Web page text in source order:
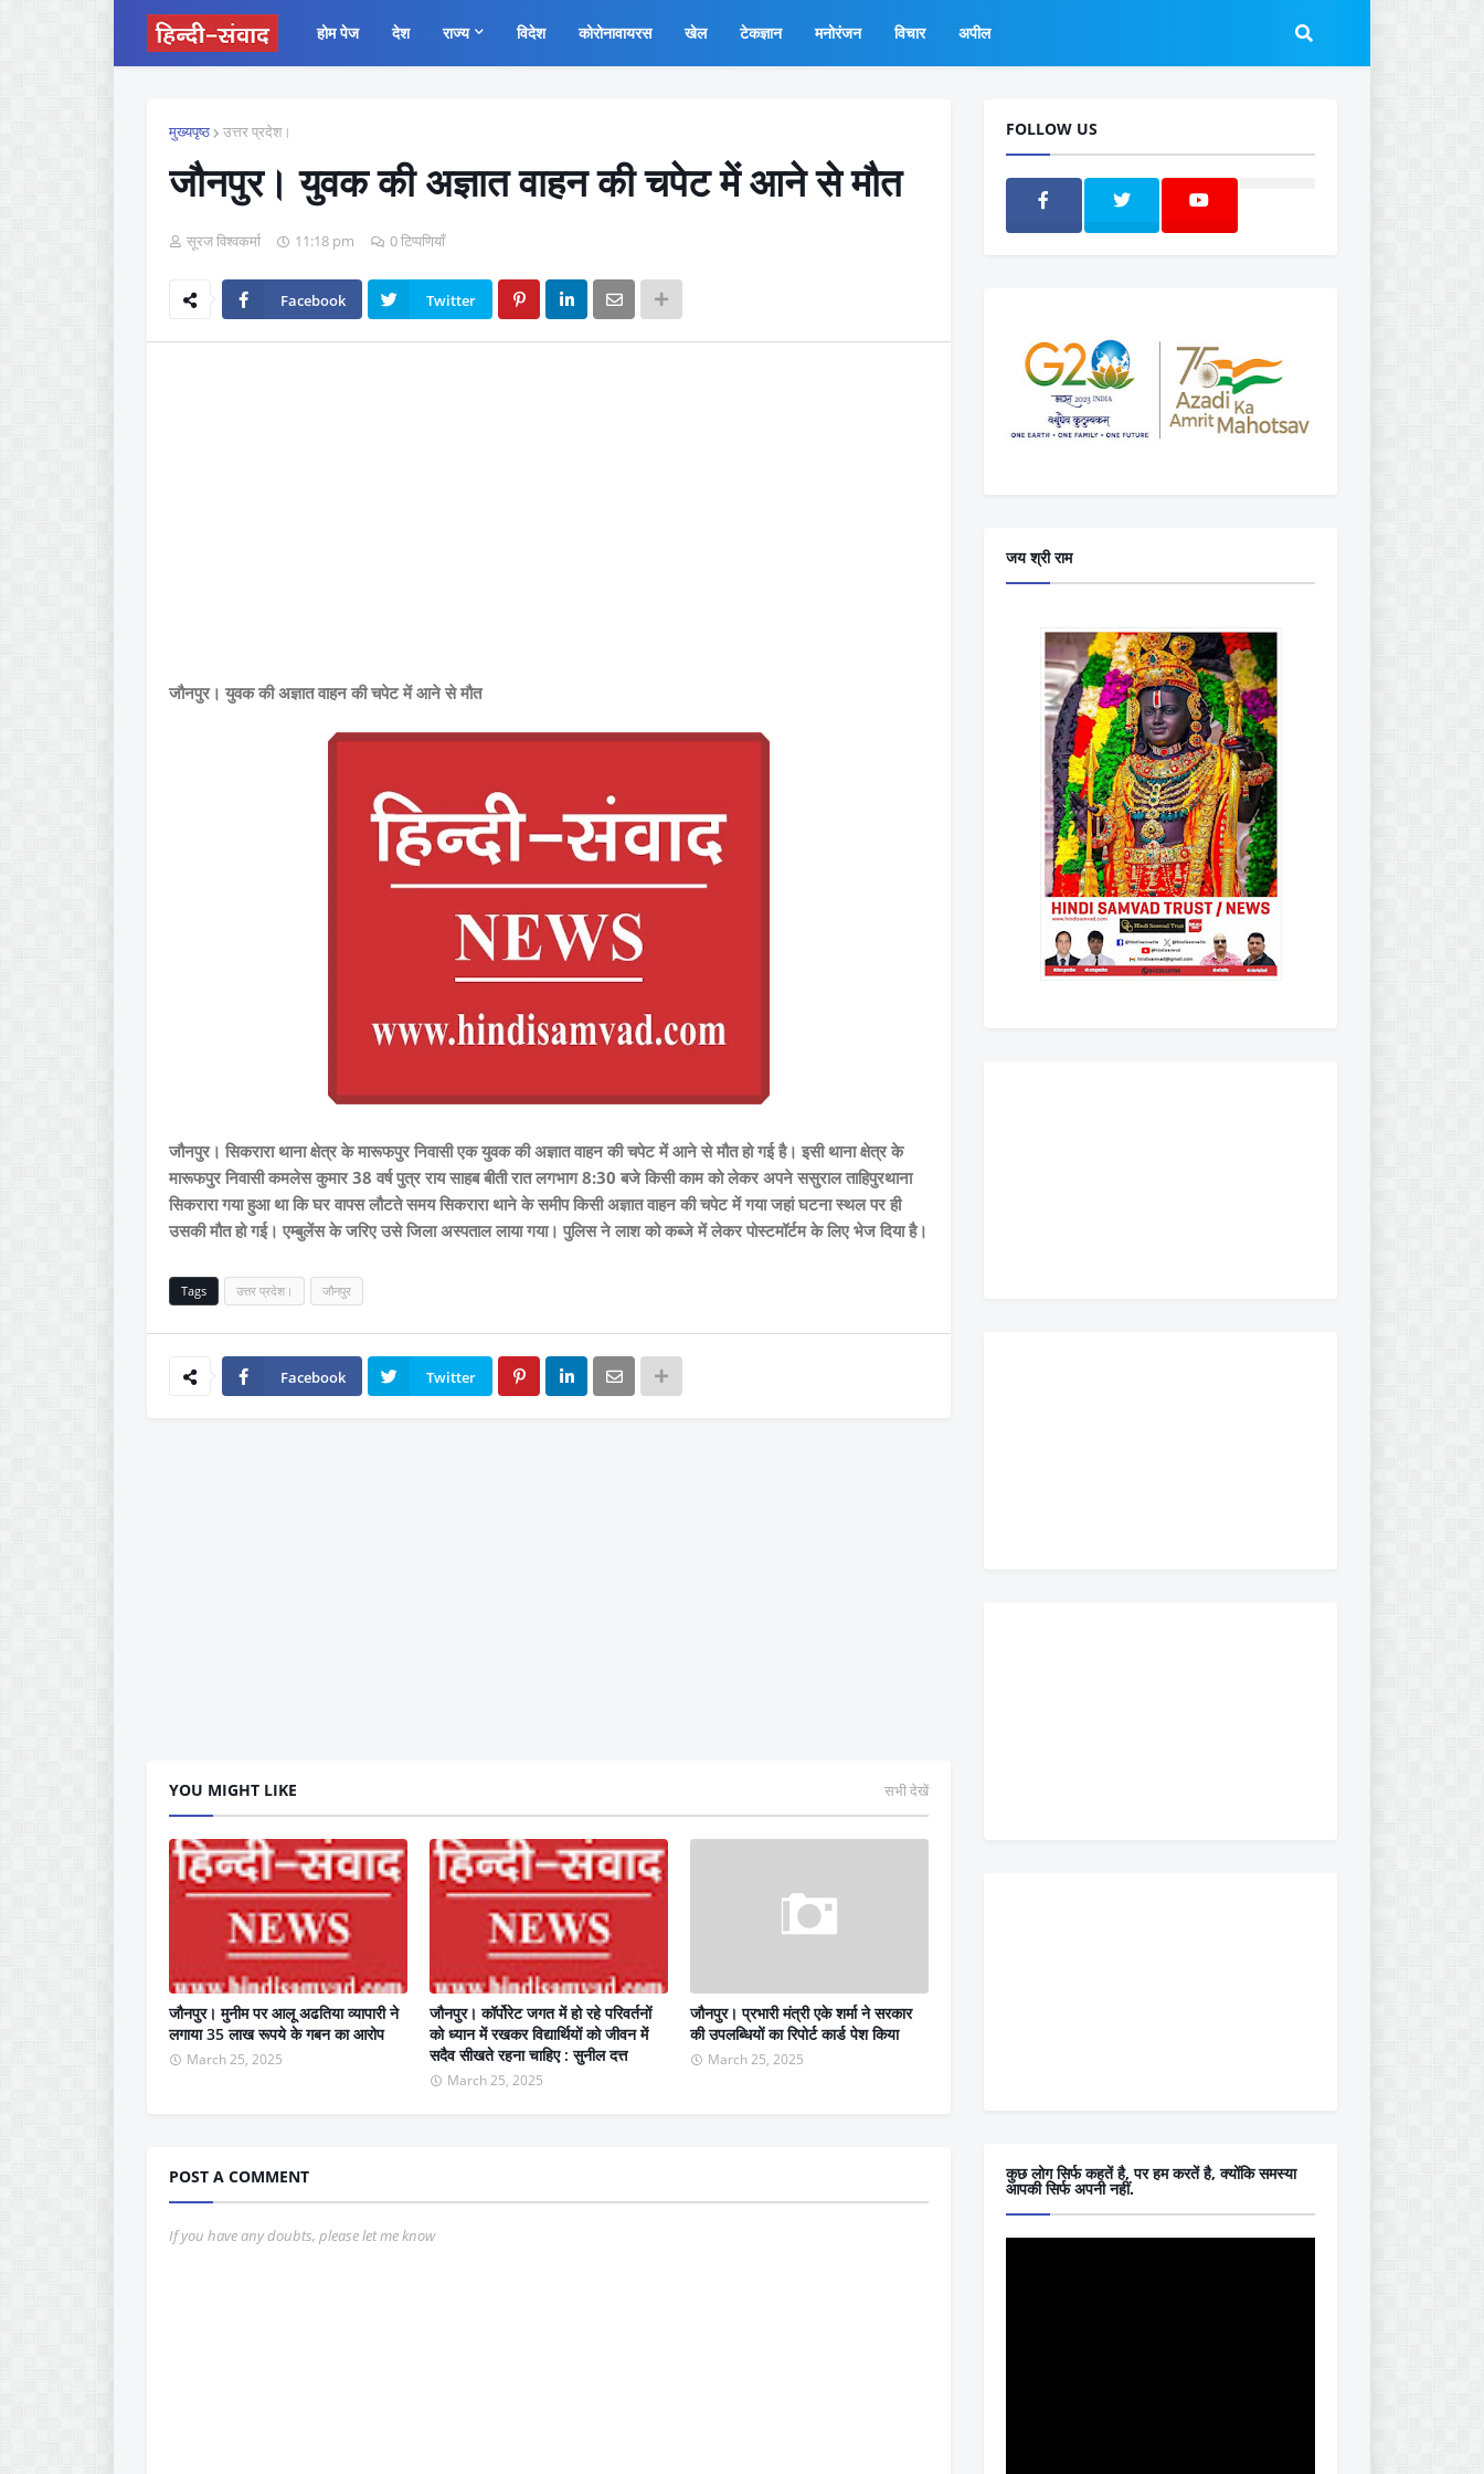
होम पेज देश राज्य विदेश कोरोनावायरस खेल टेकज्ञान मनोरंजन विचार अपील
मुख्यपृष्ठ उत्तर प्रदेश।
जौनपुर। युवक की अज्ञात वाहन की चपेट में आने से मौत
सूरज विश्वकर्मा 11:18 pm 0 टिप्पणियाँ
Facebook Twitter
जौनपुर। युवक की अज्ञात वाहन की चपेट में आने से मौत
जौनपुर। सिकरारा थाना क्षेत्र के मारूफपुर निवासी एक युवक की अज्ञात वाहन की चपेट में आने से मौत हो गई है। इसी थाना क्षेत्र के
मारूफपुर निवासी कमलेस कुमार 38 वर्ष पुत्र राय साहब बीती रात लगभाग 8:30 बजे किसी काम को लेकर अपने ससुराल ताहिपुरथाना
सिकरारा गया हुआ था कि घर वापस लौटते समय सिकरारा थाने के समीप किसी अज्ञात वाहन की चपेट में गया जहां घटना स्थल पर ही
उसकी मौत हो गई। एम्बुलेंस के जरिए उसे जिला अस्पताल लाया गया। पुलिस ने लाश को कब्जे में लेकर पोस्टमॉर्टम के लिए भेज दिया है।
Tags उत्तर प्रदेश। जौनपुर
Facebook Twitter
YOU MIGHT LIKE सभी देखें
जौनपुर। मुनीम पर आलू अढतिया व्यापारी ने
लगाया 35 लाख रूपये के गबन का आरोप
March 25, 2025
जौनपुर। कॉर्पोरेट जगत में हो रहे परिवर्तनों
को ध्यान में रखकर विद्यार्थियों को जीवन में
सदैव सीखते रहना चाहिए : सुनील दत्त
March 25, 2025
जौनपुर। प्रभारी मंत्री एके शर्मा ने सरकार
की उपलब्धियों का रिपोर्ट कार्ड पेश किया
March 25, 2025
POST A COMMENT
If you have any doubts, please let me know
FOLLOW US
जय श्री राम
कुछ लोग सिर्फ कहतें है, पर हम करतें है, क्योंकि समस्या
आपकी सिर्फ अपनी नहीं.